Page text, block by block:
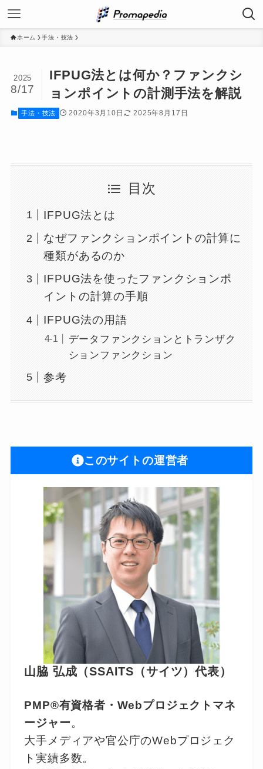
ホーム 手法・技法
IFPUG法とは何か？ファンクシ
ョンポイントの計測手法を解説
2025
8/17
手法・技法 2020年3月10日 2025年8月17日
目次
IFPUG法とは
なぜファンクションポイントの計算に
種類があるのか
IFPUG法を使ったファンクションポ
イントの計算の手順
IFPUG法の用語
データファンクションとトランザク
ションファンクション
参考
このサイトの運営者
山脇 弘成（SSAITS（サイツ）代表）
PMP®有資格者・Webプロジェクトマネ
ージャー。
大手メディアや官公庁のWebプロジェク
ト実績多数。